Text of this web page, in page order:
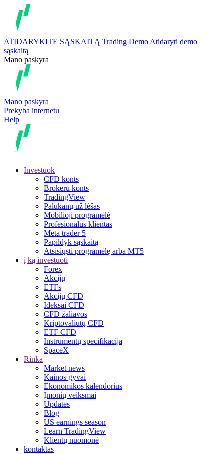
ATIDARYKITE SĄSKAITĄ Trading Demo Atidaryti demo
sąskaitą
Mano paskyra
Mano paskyra
Prekyba internetu
Help
Investuok
CFD konts
Brokeru konts
TradingView
Palūkanų už lėšas
Mobilioji programėlė
Profesionalus klientas
Meta trader 5
Papildyk sąskaitą
Atsisiųsti programėlę arba MT5
į ką investuoti
Forex
Akcijų
ETFs
Akcijų CFD
Ideksai CFD
CFD žaliavos
Kriptovaliutų CFD
ETF CFD
Instrumentų specifikacija
SpaceX
Rinka
Market news
Kainos gyvai
Ekonomikos kalendorius
Įmonių veiksmai
Updates
Blog
US earnings season
Learn TradingView
Klientų nuomonė
kontaktas